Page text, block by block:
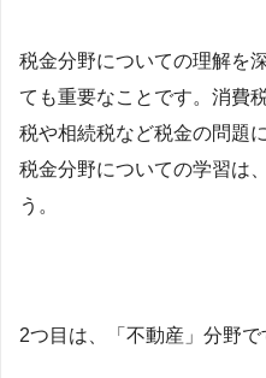
税金分野についての理解を
ても重要なことです。消費
税や相続税など税金の問題
税金分野についての学習は
う。
2つ目は、「不動産」分野で